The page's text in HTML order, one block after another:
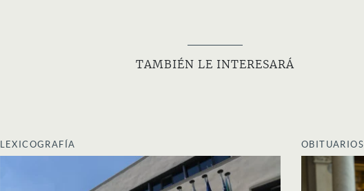
TAMBIÉN LE INTERESARÁ
LEXICOGRAFÍA OBITUARIOS